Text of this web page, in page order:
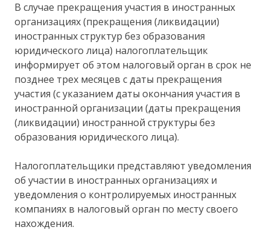
В случае прекращения участия в иностранных
организациях (прекращения (ликвидации)
иностранных структур без образования
юридического лица) налогоплательщик
информирует об этом налоговый орган в срок не
позднее трех месяцев с даты прекращения
участия (с указанием даты окончания участия в
иностранной организации (даты прекращения
(ликвидации) иностранной структуры без
образования юридического лица).
Налогоплательщики представляют уведомления
об участии в иностранных организациях и
уведомления о контролируемых иностранных
компаниях в налоговый орган по месту своего
нахождения.